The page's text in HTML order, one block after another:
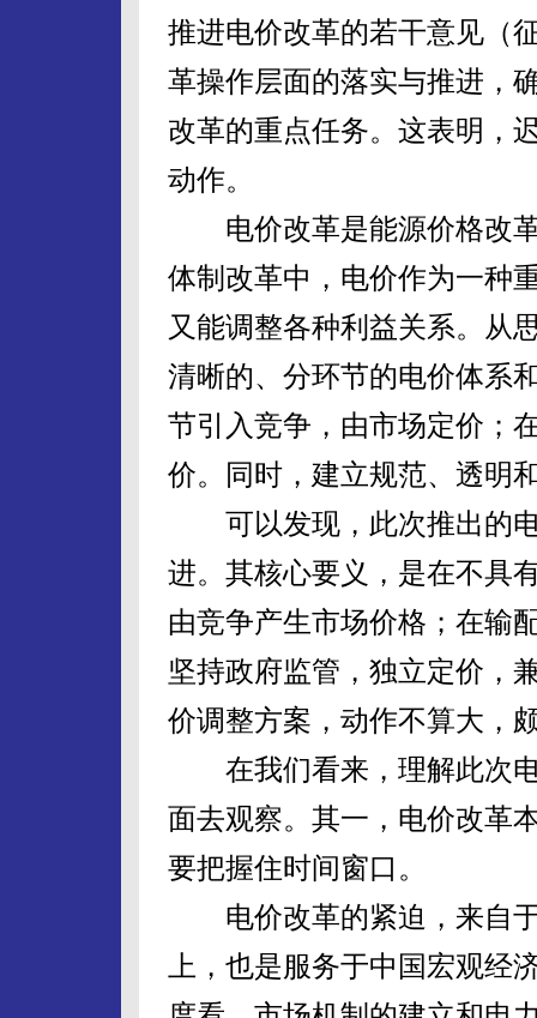
推进电价改革的若干意见（
革操作层面的落实与推进，
改革的重点任务。这表明，
动作。
电价改革是能源价格改革
体制改革中，电价作为一种
又能调整各种利益关系。从
清晰的、分环节的电价体系
节引入竞争，由市场定价；
价。同时，建立规范、透明
可以发现，此次推出的电
进。其核心要义，是在不具
由竞争产生市场价格；在输
坚持政府监管，独立定价，
价调整方案，动作不算大，
在我们看来，理解此次电
面去观察。其一，电价改革
要把握住时间窗口。
电价改革的紧迫，来自于
上，也是服务于中国宏观经